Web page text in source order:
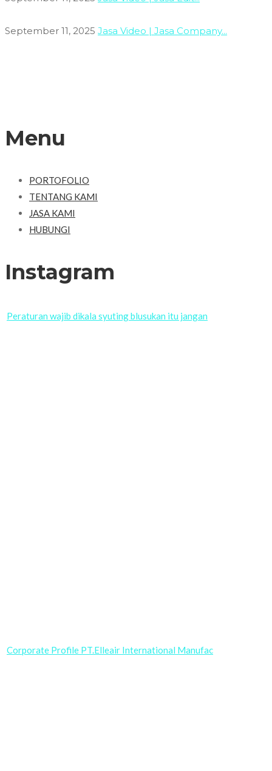
September 11, 2025 Jasa Video | Jasa Company...
Menu
PORTOFOLIO
TENTANG KAMI
JASA KAMI
HUBUNGI
Instagram
Peraturan wajib dikala syuting blusukan itu jangan
Corporate Profile PT.Elleair International Manufac